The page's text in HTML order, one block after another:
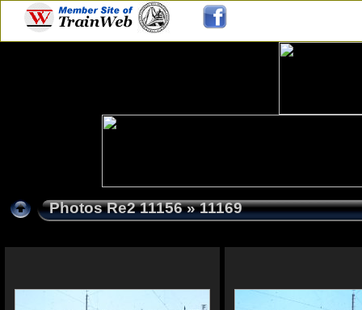
Photos Re2 11156» 11169